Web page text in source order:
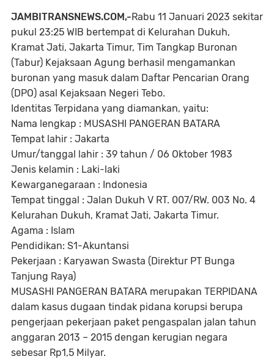
JAMBITRANSNEWS.COM,-Rabu 11 Januari 2023 sekitar
pukul 23:25 WIB bertempat di Kelurahan Dukuh,
Kramat Jati, Jakarta Timur, Tim Tangkap Buronan
(Tabur) Kejaksaan Agung berhasil mengamankan
buronan yang masuk dalam Daftar Pencarian Orang
(DPO) asal Kejaksaan Negeri Tebo.
Identitas Terpidana yang diamankan, yaitu:
Nama lengkap ​: MUSASHI PANGERAN BATARA
Tempat lahir ​: Jakarta
Umur/tanggal lahir ​: 39 tahun / 06 Oktober 1983
Jenis kelamin ​: Laki-laki
Kewarganegaraan ​: Indonesia
Tempat tinggal ​: Jalan Dukuh V RT. 007/RW. 003 No. 4
Kelurahan Dukuh, Kramat Jati, Jakarta Timur.
Agama ​: Islam
Pendidikan​: S1-Akuntansi
Pekerjaan ​: Karyawan Swasta (Direktur PT Bunga
Tanjung Raya)
MUSASHI PANGERAN BATARA merupakan TERPIDANA
dalam kasus dugaan tindak pidana korupsi berupa
pengerjaan pekerjaan paket pengaspalan jalan tahun
anggaran 2013 – 2015 dengan kerugian negara
sebesar Rp1,5 Milyar.